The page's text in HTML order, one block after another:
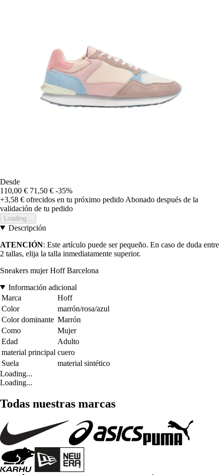
Desde
110,00 € 71,50 € -35%
+3,58 € ofrecidos en tu próximo pedido Abonado después de la
validación de tu pedido
Loading...
Descripción
ATENCIÓN: Este artículo puede ser pequeño. En caso de duda entre
2 tallas, elija la talla inmediatamente superior.
Sneakers mujer Hoff Barcelona
Información adicional
Marca
Hoff
Color
marrón/rosa/azul
Color dominante Marrón
Como
Mujer
Edad
Adulto
material principal cuero
Suela
material sintético
Loading...
Loading...
Todas nuestras marcas